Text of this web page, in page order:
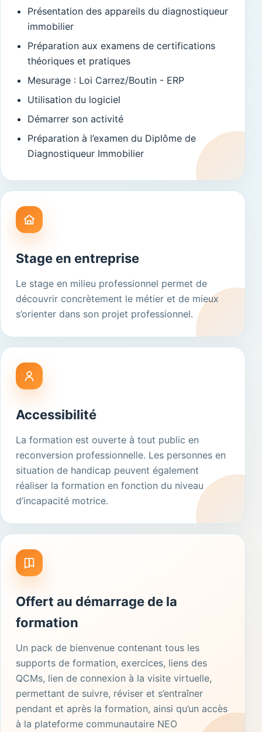
Présentation des appareils du diagnostiqueur
immobilier
Préparation aux examens de certifications
théoriques et pratiques
Mesurage : Loi Carrez/Boutin - ERP
Utilisation du logiciel
Démarrer son activité
Préparation à l’examen du Diplôme de
Diagnostiqueur Immobilier
Stage en entreprise
Le stage en milieu professionnel permet de
découvrir concrètement le métier et de mieux
s’orienter dans son projet professionnel.
Accessibilité
La formation est ouverte à tout public en
reconversion professionnelle. Les personnes en
situation de handicap peuvent également
réaliser la formation en fonction du niveau
d’incapacité motrice.
Offert au démarrage de la
formation
Un pack de bienvenue contenant tous les
supports de formation, exercices, liens des
QCMs, lien de connexion à la visite virtuelle,
permettant de suivre, réviser et s’entraîner
pendant et après la formation, ainsi qu’un accès
à la plateforme communautaire NEO